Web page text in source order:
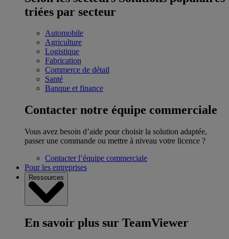
triées par secteur
Automobile
Agriculture
Logistique
Fabrication
Commerce de détail
Santé
Banque et finance
Contacter notre équipe commerciale
Vous avez besoin d’aide pour choisir la solution adaptée,
passer une commande ou mettre à niveau votre licence ?
Contacter l’équipe commerciale
Pour les entreprises
Ressources
En savoir plus sur TeamViewer